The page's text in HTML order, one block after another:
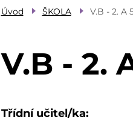
Úvod ŠKOLA V.B - 2. A
V.B - 2.
Třídní učitel/ka